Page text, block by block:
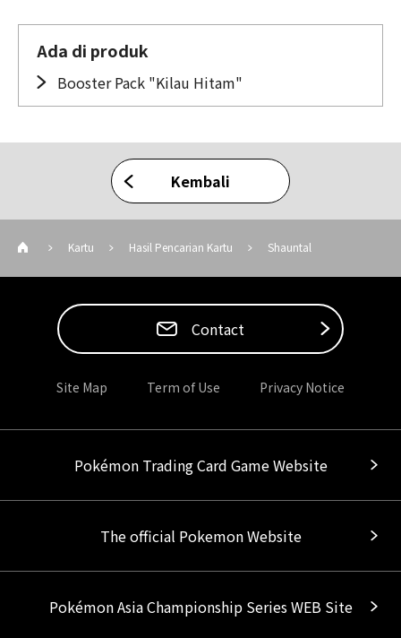
Ada di produk
Booster Pack "Kilau Hitam"
Kembali
Kartu Hasil Pencarian Kartu Shauntal
Contact
Site Map Term of Use Privacy Notice
Pokémon Trading Card Game Website
The official Pokemon Website
Pokémon Asia Championship Series WEB Site